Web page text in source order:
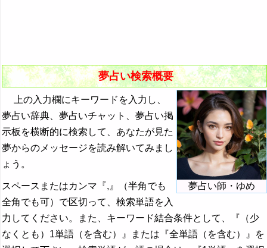
夢占い検索概要
夢占い師・ゆめ
上の入力欄にキーワードを入力し、
夢占い辞典、夢占いチャット、夢占い掲
示板を横断的に検索して、あなたが見た
夢からのメッセージを読み解いてみまし
ょう。
スペースまたはカンマ『,』（半角でも
全角でも可）で区切って、検索単語を入
力してください。また、キーワード結合条件として、『（少
なくとも）1単語（を含む）』または『全単語（を含む）』を